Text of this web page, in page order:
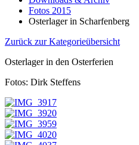
Fotos 2015
Osterlager in Scharfenberg
Zurück zur Kategorieübersicht
Osterlager in den Osterferien
Fotos: Dirk Steffens